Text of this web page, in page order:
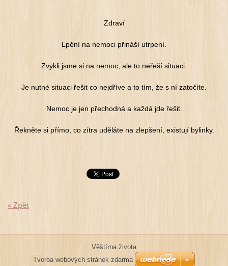
Zdraví
Lpění na nemoci přináší utrpení.
Zvykli jsme si na nemoc, ale to neřeší situaci.
Je nutné situaci řešit co nejdříve a to tím, že s ní zatočíte.
Nemoc je jen přechodná a každá jde řešit.
Řekněte si přímo, co zítra uděláte na zlepšení, existují bylinky.
« Zpět
Věštírna života
Tvorba webových stránek zdarma